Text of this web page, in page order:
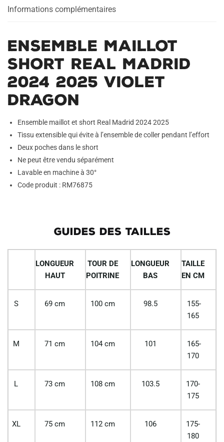
Violet
Informations complémentaires
Ensemble Maillot
Short Real Madrid
2024 2025 Violet
Dragon
Ensemble maillot et short Real Madrid 2024 2025
Tissu extensible qui évite à l’ensemble de coller pendant l’effort
Deux poches dans le short
Ne peut être vendu séparément
Lavable en machine à 30°
Code produit : RM76875
GUIDES DES TAILLES
LONGUEUR
HAUT
TOUR DE
POITRINE
LONGUEUR
BAS
TAILLE
EN CM
S 69 cm 100 cm 98.5
155-
165
M 71 cm 104 cm 101
165-
170
L 73 cm 108 cm 103.5
170-
175
XL 75 cm 112 cm 106
175-
180